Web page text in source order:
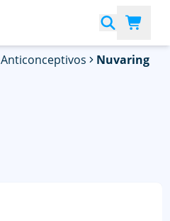
Anticonceptivos Nuvaring